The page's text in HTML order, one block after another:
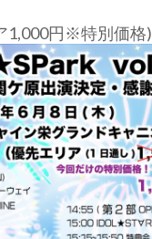
1,000円※特別価格)